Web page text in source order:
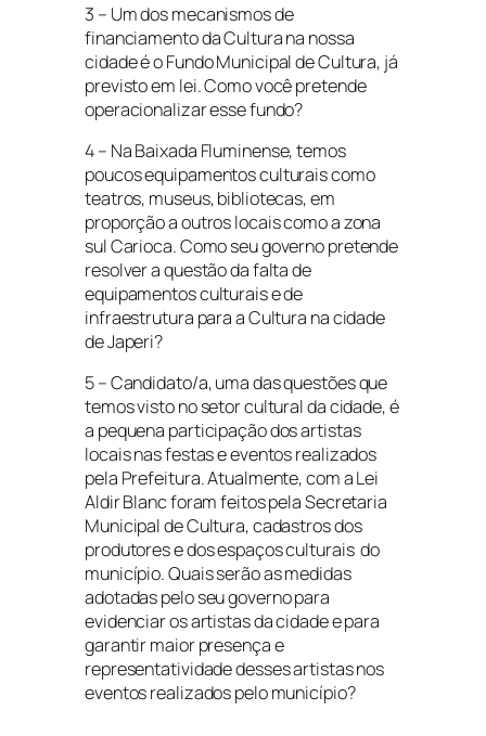
3 – Um dos mecanismos de
financiamento da Cultura na nossa
cidade é o Fundo Municipal de Cultura, já
previsto em lei. Como você pretende
operacionalizar esse fundo?
4 – Na Baixada Fluminense, temos
poucos equipamentos culturais como
teatros, museus, bibliotecas, em
proporção a outros locais como a zona
sul Carioca. Como seu governo pretende
resolver a questão da falta de
equipamentos culturais e de
infraestrutura para a Cultura na cidade
de Japeri?
5 – Candidato/a, uma das questões que
temos visto no setor cultural da cidade, é
a pequena participação dos artistas
locais nas festas e eventos realizados
pela Prefeitura. Atualmente, com a Lei
Aldir Blanc foram feitos pela Secretaria
Municipal de Cultura, cadastros dos
produtores e dos espaços culturais do
município. Quais serão as medidas
adotadas pelo seu governo para
evidenciar os artistas da cidade e para
garantir maior presença e
representatividade desses artistas nos
eventos realizados pelo município?